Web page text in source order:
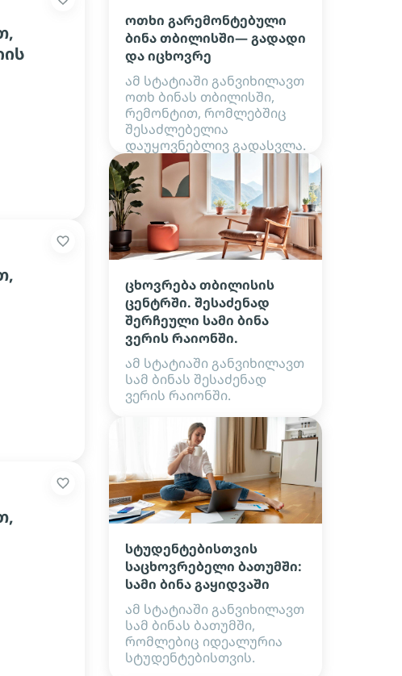
ოთხი გარემონტებული
ბინა თბილისში— გადადი
და იცხოვრე
ამ სტატიაში განვიხილავთ
ოთხ ბინას თბილისში,
რემონტით, რომლებშიც
შესაძლებელია
დაუყოვნებლივ გადასვლა.
ცხოვრება თბილისის
ცენტრში. შესაძენად
შერჩეული სამი ბინა
ვერის რაიონში.
ამ სტატიაში განვიხილავთ
სამ ბინას შესაძენად
ვერის რაიონში.
სტუდენტებისთვის
საცხოვრებელი ბათუმში:
სამი ბინა გაყიდვაში
ამ სტატიაში განვიხილავთ
სამ ბინას ბათუმში,
რომლებიც იდეალურია
სტუდენტებისთვის.